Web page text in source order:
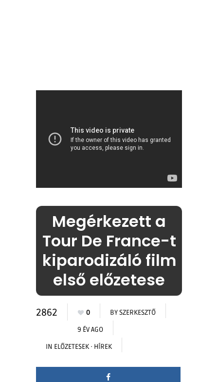
Megérkezett a
Tour De France-t
kiparodizáló film
első előzetese
2862 0 BYSZERKESZTŐ
9 ÉV AGO
IN ELŐZETESEK · HÍREK